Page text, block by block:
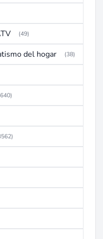
(49)
del hogar (38)